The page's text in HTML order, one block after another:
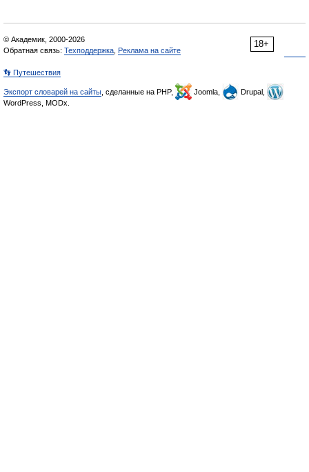
18+
© Академик, 2000-2026
Обратная связь: Техподдержка Реклама на сайте
👣 Путешествия
Экспорт словарей на сайты , сделанные на PHP, Joomla,
Drupal,
WordPress, MODx.